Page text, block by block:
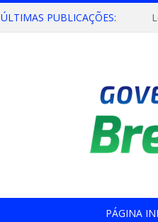
ÚLTIMAS PUBLICAÇÕES:
PÁGINA